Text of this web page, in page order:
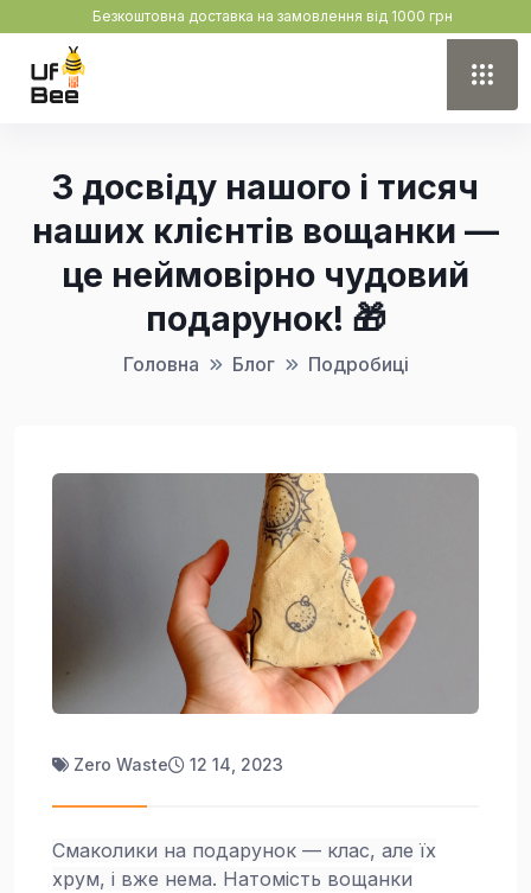
Безкоштовна доставка на замовлення від 1000 грн
З досвіду нашого і тисяч
наших клієнтів вощанки —
це неймовірно чудовий
подарунок! 🎁
Головна Блог Подробиці
Zero Waste 12 14, 2023
Смаколики на подарунок — клас, але їх
хрум, і вже нема. Натомість вощанки